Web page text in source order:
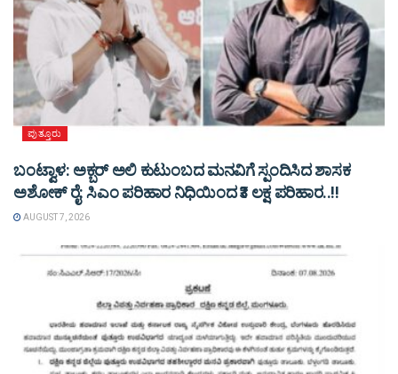
ಪುತ್ತೂರು
ಬಂಟ್ವಾಳ: ಅಕ್ಬರ್ ಅಲಿ ಕುಟುಂಬದ ಮನವಿಗೆ ಸ್ಪಂದಿಸಿದ ಶಾಸಕ
ಅಶೋಕ್ ರೈ: ಸಿಎಂ ಪರಿಹಾರ ನಿಧಿಯಿಂದ ₹3 ಲಕ್ಷ ಪರಿಹಾರ..!!
AUGUST 7, 2026